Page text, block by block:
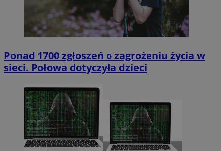
Ponad 1700 zgłoszeń o zagrożeniu życia w
sieci. Połowa dotyczyła dzieci